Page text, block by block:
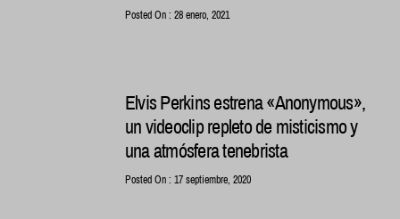
Posted On : 28 enero, 2021
Elvis Perkins estrena «Anonymous»,
un videoclip repleto de misticismo y
una atmósfera tenebrista
Posted On : 17 septiembre, 2020